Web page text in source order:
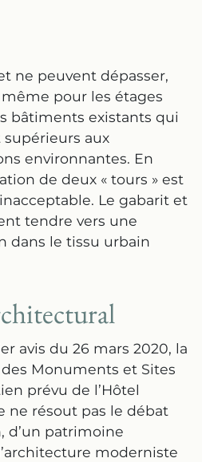
ne peuvent dépasser,
pour les étages
bâtiments existants qui
aux
environnantes. En
de deux « tours » est
Le gabarit et
tendre vers une
dans le tissu urbain
avis du 26 mars 2020, la
Monuments et Sites
prévu de l’Hôtel
ne résout pas le débat
d’un patrimoine
moderniste